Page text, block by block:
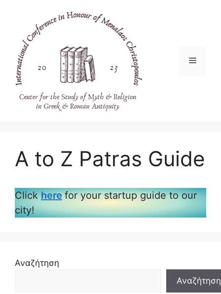
περιεχόμενο
Μενού
A to Z Patras Guide
Clickhere for your startup guide to our
city!
Αναζήτηση
Αναζήτηση